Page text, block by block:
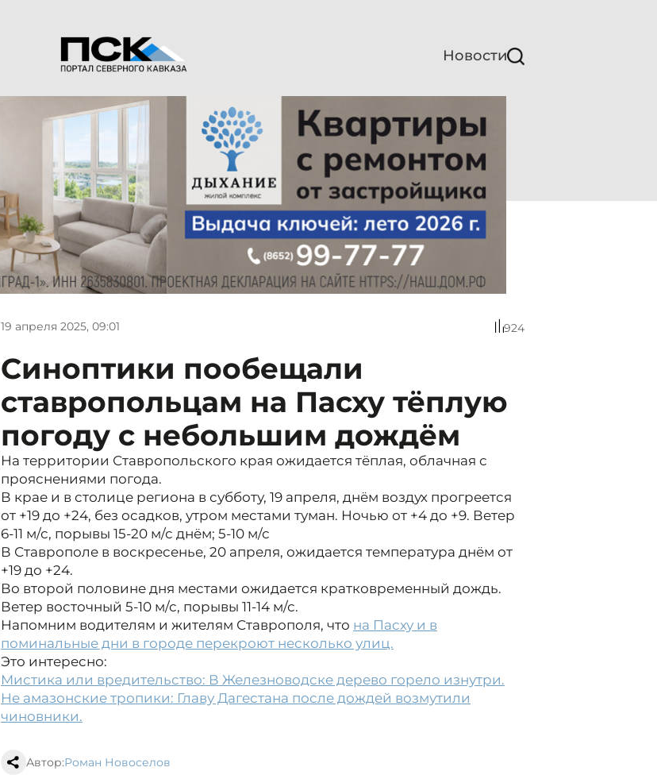
Новости
19 апреля 2025, 09:01 924
Синоптики пообещали
ставропольцам на Пасху тёплую
погоду с небольшим дождём
На территории Ставропольского края ожидается тёплая, облачная с
прояснениями погода.
В крае и в столице региона в субботу, 19 апреля, днём воздух прогреется
от +19 до +24, без осадков, утром местами туман. Ночью от +4 до +9. Ветер
6-11 м/с, порывы 15-20 м/с днём; 5-10 м/с
В Ставрополе в воскресенье, 20 апреля, ожидается температура днём от
+19 до +24.
Во второй половине дня местами ожидается кратковременный дождь.
Ветер восточный 5-10 м/с, порывы 11-14 м/с.
Напомним водителям и жителям Ставрополя, что на Пасху и в
поминальные дни в городе перекроют несколько улиц.
Это интересно:
Мистика или вредительство: В Железноводске дерево горело изнутри.
Не амазонские тропики: Главу Дагестана после дождей возмутили
чиновники.
Автор:Роман Новоселов